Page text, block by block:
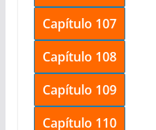
Capítulo 107
Capítulo 108
Capítulo 109
Capítulo 110